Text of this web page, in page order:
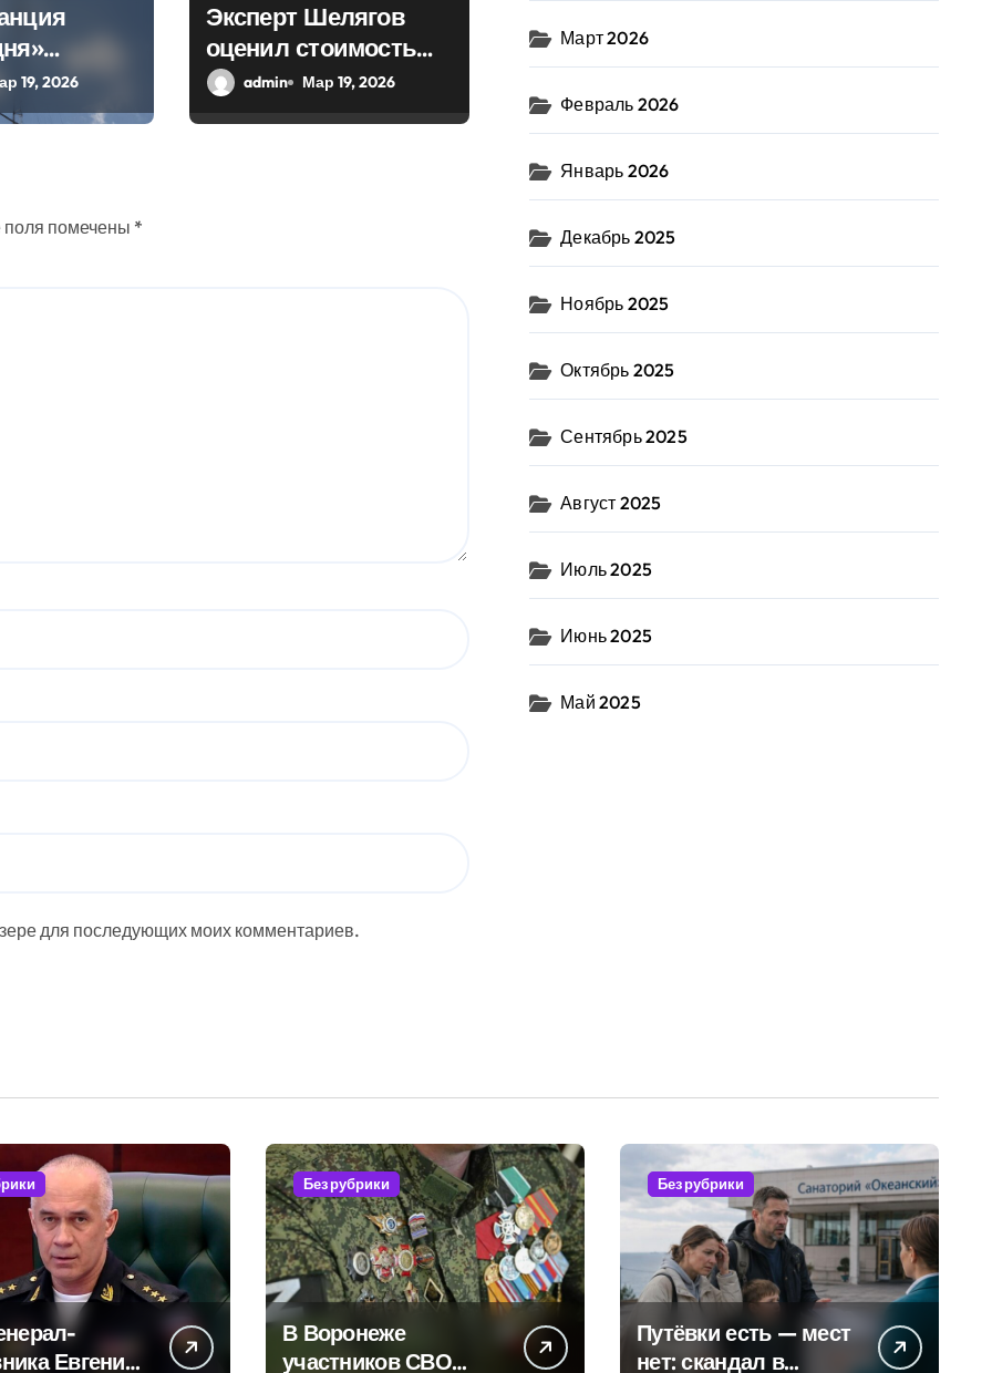
в эфир
слово
19, 2026
Эксперт Шелягов
оценил стоимость
похоронных услуг в
admin Мар 19, 2026
помечены *
для последующих моих комментариев.
Март 2026
Февраль 2026
Январь 2026
Декабрь 2025
Ноябрь 2025
Октябрь 2025
Сентябрь 2025
Август 2025
Июль 2025
Июнь 2025
Май 2025
Евгения
Без рубрики
В Воронеже
участников СВО
Без рубрики
Путёвки есть — мест
нет: скандал в